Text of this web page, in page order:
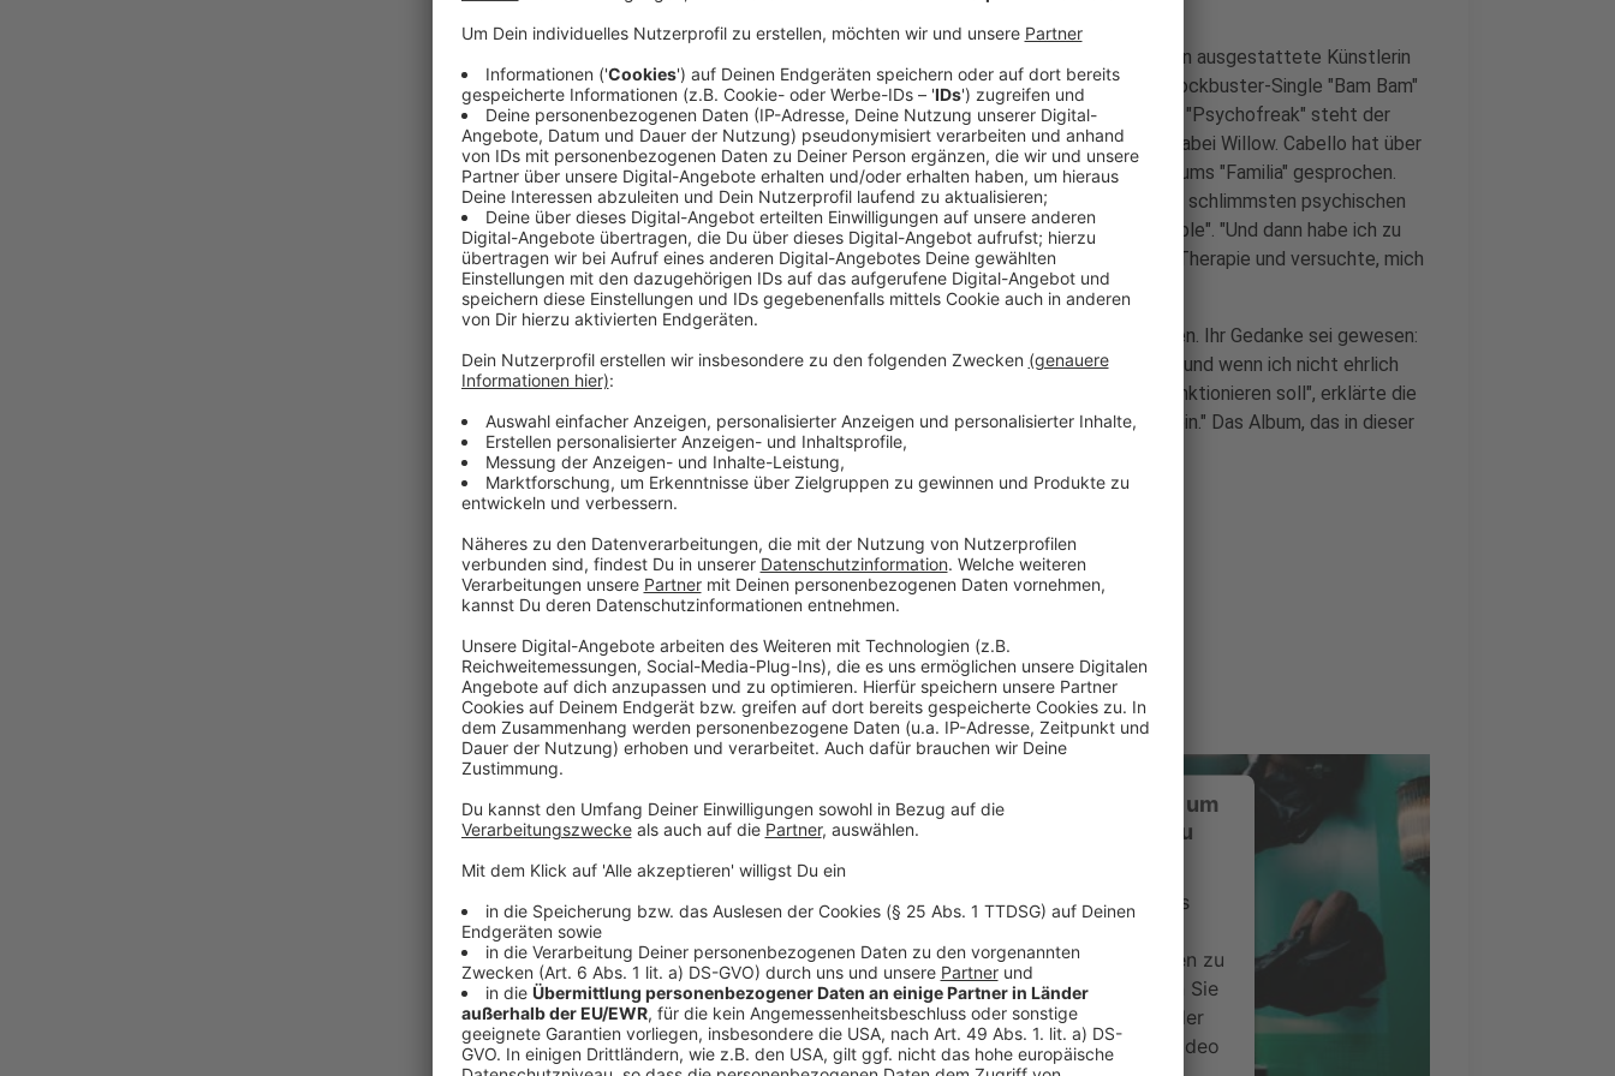
Die dreifach Grammy-nominierte, mit Multiplatin und Charterfolgen ausgestattete Künstlerin
und Superstar Camila Cabello veröffentlicht nach ihrer letzten Blockbuster-Single "Bam Bam"
jetzt ihr erwartetes, drittes Album "Familia". Mit dem Fokus Track "Psychofreak" steht der
nächste Hit in den Startlöchern. Als Feature unterstützt Camila dabei Willow. Cabello hat über
psychische Probleme während der Produktion ihres aktuellen Albums "Familia" gesprochen.
"Ich war am Anfang vor Angst wie gelähmt und befand mich in der schlimmsten psychischen
Verfassung aller Zeiten", sagte die 25-Jährige dem Magazin "People". "Und dann habe ich zu
Beginn der Pandemie eine Pause eingelegt. Ich begann mit einer Therapie und versuchte, mich
besser zu fühlen."
Während der Therapie sei es ihr Ziel gewesen, sie selbst zu werden. Ihr Gedanke sei gewesen:
"Wenn dieser Prozess mir nicht dabei hilft, mich besser zu fühlen, und wenn ich nicht ehrlich
und verletzlich und ungefiltert bin, dann sehe ich nicht, wie das funktionieren soll", erklärte die
Sängerin. "Das war meine Absicht. Ich wollte einfach ich selbst sein." Das Album, das in dieser
Zeit entstanden sei, sei komplett autobiografisch, so Cabello.
Wie es klingt? Davon könnt ihr euch hier selbst ein Bild machen.
(mit dpa)
Anzeige
Anzeige
Wir benötigen Ihre Zustimmung, um
den YouTube Video-Service zu
Wir verwenden einen Service eines
einzubetten. Dieser Service kann Daten zu
Ihren Aktivitäten sammeln. Bitte lesen Sie
die Details durch und stimmen Sie der
Nutzung des Service zu, um dieses Video